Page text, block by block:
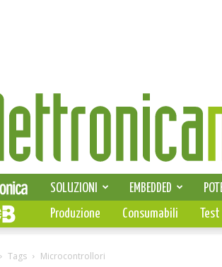
SOLUZIONI EMBEDDED
PCB
Produzione Consumabili
Tags Microcontrollori